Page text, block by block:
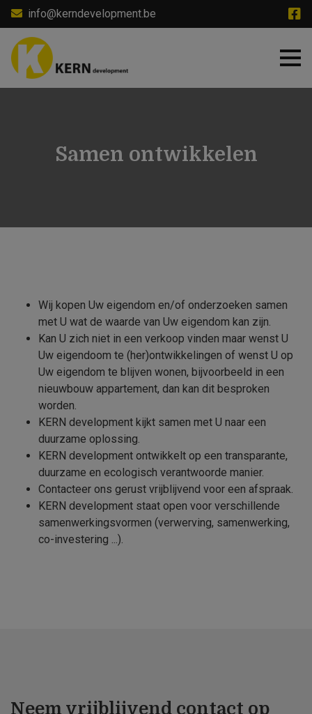
to
info@kerndevelopment.be
Samen ontwikkelen
Wij kopen Uw eigendom en/of onderzoeken samen
met U wat de waarde van Uw eigendom kan zijn.
Kan U zich niet in een verkoop vinden maar wenst U
Uw eigendoom te (her)ontwikkelingen of wenst U op
Uw eigendom te blijven wonen, bijvoorbeeld in een
nieuwbouw appartement, dan kan dit besproken
worden.
KERN development kijkt samen met U naar een
duurzame oplossing.
KERN development ontwikkelt op een transparante,
duurzame en ecologisch verantwoorde manier.
Contacteer ons gerust vrijblijvend voor een afspraak.
KERN development staat open voor verschillende
samenwerkingsvormen (verwerving, samenwerking,
co-investering ...).
Neem vrijblijvend contact op